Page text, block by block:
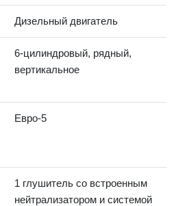
Дизельный двигатель
6-цилиндровый, рядный,
вертикальное
Евро-5
1 глушитель со встроенным
нейтрализатором и системой